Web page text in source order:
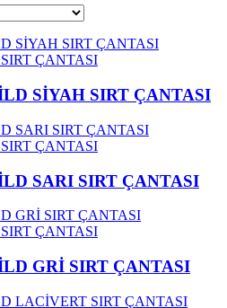
ÇANTASI
SİYAH SIRT ÇANTASI
ÇANTASI
SARI SIRT ÇANTASI
ÇANTASI
GRİ SIRT ÇANTASI